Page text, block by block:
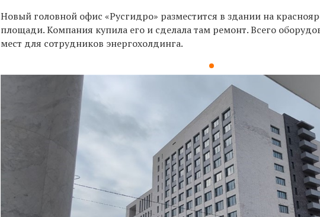
Новый головной офис «Русгидро» разместится в здании на
площади. Компания купила его и сделала там ремонт. Всего
мест для сотрудников энергохолдинга.